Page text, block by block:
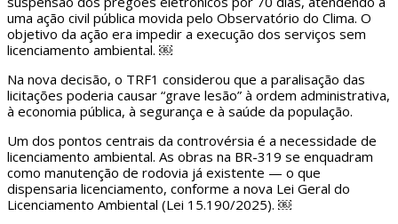
uma ação civil pública movida pelo Observatório do Clima. O
objetivo da ação era impedir a execução dos serviços sem
licenciamento ambiental. ￼
Na nova decisão, o TRF1 considerou que a paralisação das
licitações poderia causar “grave lesão” à ordem administrativa,
à economia pública, à segurança e à saúde da população.
Um dos pontos centrais da controvérsia é a necessidade de
licenciamento ambiental. As obras na BR-319 se enquadram
como manutenção de rodovia já existente — o que
dispensaria licenciamento, conforme a nova Lei Geral do
Licenciamento Ambiental (Lei 15.190/2025). ￼